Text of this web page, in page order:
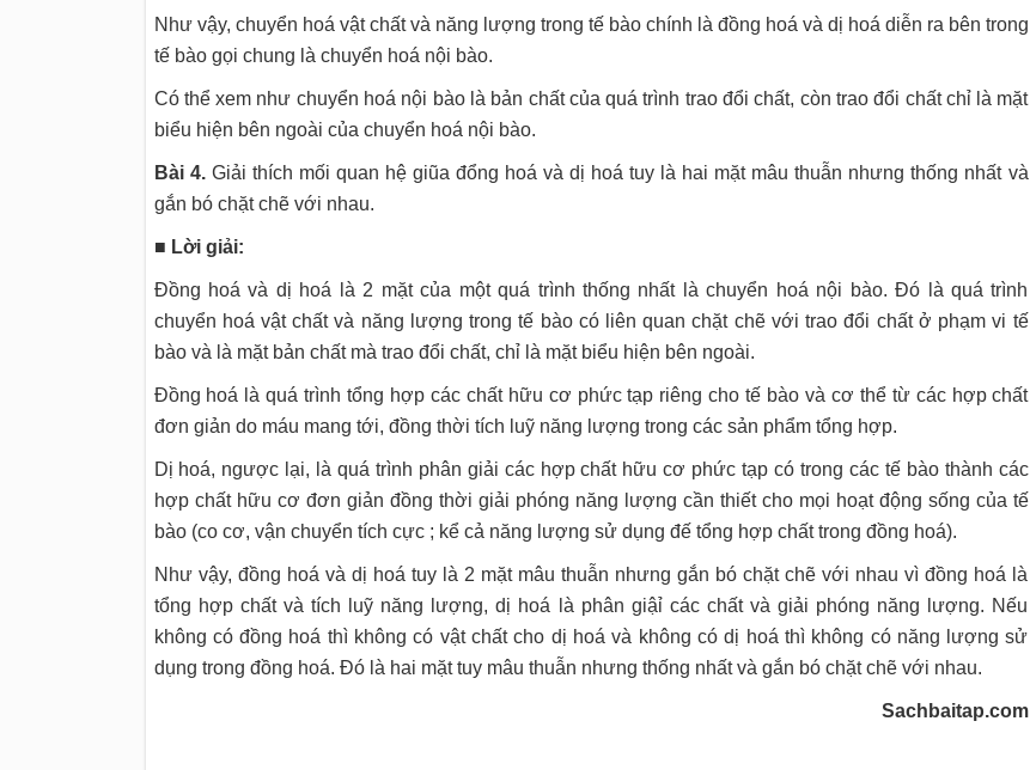
Như vậy, chuyển hoá vật chất và năng lượng trong tế bào chính là đồng hoá và dị hoá diễn ra bên trong
tế bào gọi chung là chuyển hoá nội bào.
Có thể xem như chuyển hoá nội bào là bản chất của quá trình trao đổi chất, còn trao đổi chất chỉ là mặt
biểu hiện bên ngoài của chuyển hoá nội bào.
Bài 4.Giải thích mối quan hệ giũa đổng hoá và dị hoá tuy là hai mặt mâu thuẫn nhưng thống nhất và
gắn bó chặt chẽ với nhau.
■ Lời giải:
Đồng hoá và dị hoá là 2 mặt của một quá trình thống nhất là chuyển hoá nội bào. Đó là quá trình
chuyển hoá vật chất và năng lượng trong tế bào có liên quan chặt chẽ với trao đổi chất ở phạm vi tế
bào và là mặt bản chất mà trao đổi chất, chỉ là mặt biểu hiện bên ngoài.
Đồng hoá là quá trình tổng hợp các chất hữu cơ phức tạp riêng cho tế bào và cơ thể từ các hợp chất
đơn giản do máu mang tới, đồng thời tích luỹ năng lượng trong các sản phẩm tổng hợp.
Dị hoá, ngược lại, là quá trình phân giải các hợp chất hữu cơ phức tạp có trong các tế bào thành các
hợp chất hữu cơ đơn giản đồng thời giải phóng năng lượng cần thiết cho mọi hoạt động sống của tế
bào (co cơ, vận chuyển tích cực ; kể cả năng lượng sử dụng đế tổng hợp chất trong đồng hoá).
Như vậy, đồng hoá và dị hoá tuy là 2 mặt mâu thuẫn nhưng gắn bó chặt chẽ với nhau vì đồng hoá là
tổng hợp chất và tích luỹ năng lượng, dị hoá là phân giậỉ các chất và giải phóng năng lượng. Nếu
không có đồng hoá thì không có vật chất cho dị hoá và không có dị hoá thì không có năng lượng sử
dụng trong đồng hoá. Đó là hai mặt tuy mâu thuẫn nhưng thống nhất và gắn bó chặt chẽ với nhau.
Sachbaitap.com